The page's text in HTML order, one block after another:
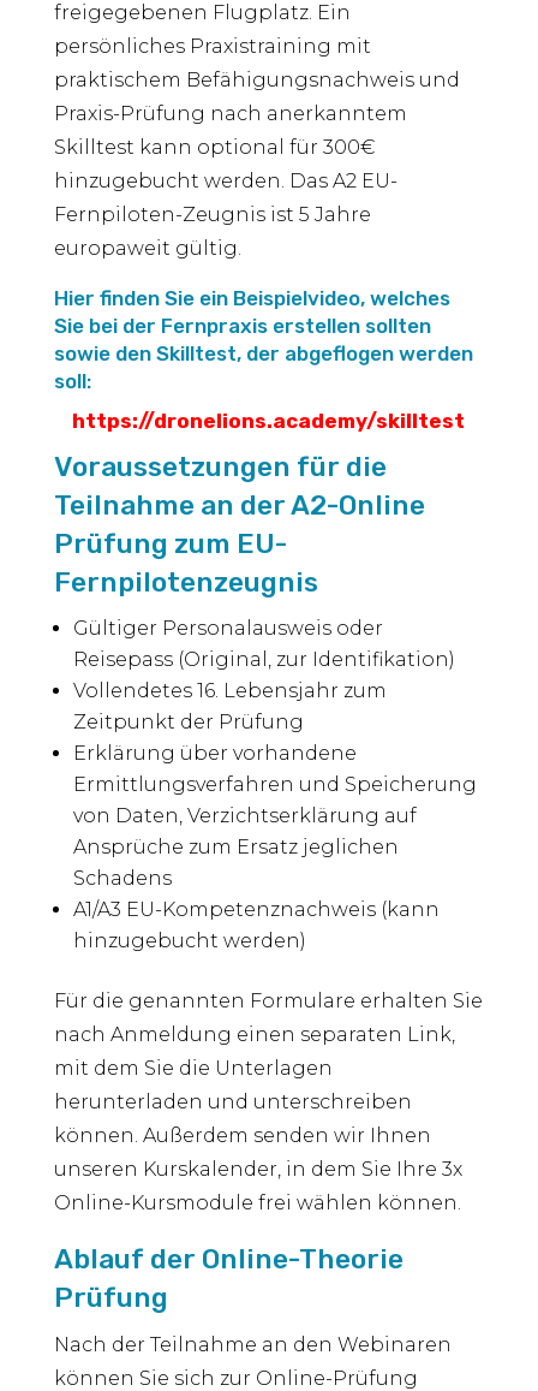
freigegebenen Flugplatz. Ein
persönliches Praxistraining mit
praktischem Befähigungsnachweis und
Praxis-Prüfung nach anerkanntem
Skilltest kann optional für 300€
hinzugebucht werden. Das A2 EU-
Fernpiloten-Zeugnis ist 5 Jahre
europaweit gültig.
Hier finden Sie ein Beispielvideo, welches
Sie bei der Fernpraxis erstellen sollten
sowie den Skilltest, der abgeflogen werden
soll:
https://dronelions.academy/skilltest
Voraussetzungen für die
Teilnahme an der A2-Online
Prüfung zum EU-
Fernpilotenzeugnis
Gültiger Personalausweis oder
Reisepass (Original, zur Identifikation)
Vollendetes 16. Lebensjahr zum
Zeitpunkt der Prüfung
Erklärung über vorhandene
Ermittlungsverfahren und Speicherung
von Daten, Verzichtserklärung auf
Ansprüche zum Ersatz jeglichen
Schadens
A1/A3 EU-Kompetenznachweis (kann
hinzugebucht werden)
Für die genannten Formulare erhalten Sie
nach Anmeldung einen separaten Link,
mit dem Sie die Unterlagen
herunterladen und unterschreiben
können. Außerdem senden wir Ihnen
unseren Kurskalender, in dem Sie Ihre 3x
Online-Kursmodule frei wählen können.
Ablauf der Online-Theorie
Prüfung
Nach der Teilnahme an den Webinaren
können Sie sich zur Online-Prüfung